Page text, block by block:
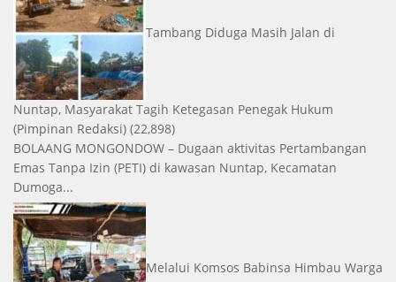
Tambang Diduga Masih Jalan di
Nuntap, Masyarakat Tagih Ketegasan Penegak Hukum
(Pimpinan Redaksi) (22,898)
BOLAANG MONGONDOW – Dugaan aktivitas Pertambangan
Emas Tanpa Izin (PETI) di kawasan Nuntap, Kecamatan
Dumoga...
Melalui Komsos Babinsa Himbau Warga